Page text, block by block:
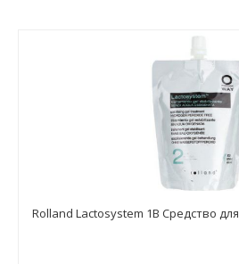
Rolland Lactosystem 1B Средство